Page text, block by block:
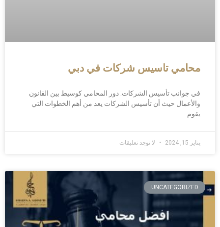
محامي تاسيس شركات في دبي
في جوانب تأسيس الشركات: دور المحامي كوسيط بين القانون
والأعمال حيث أن تأسيس الشركات يعد من أهم الخطوات التي
يقوم
يناير 15, 2024 لا توجد تعليقات
UNCATEGORIZED